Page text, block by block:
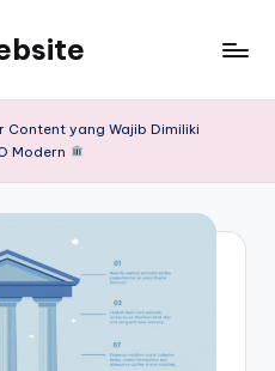
Content yang Wajib Dimiliki
Modern